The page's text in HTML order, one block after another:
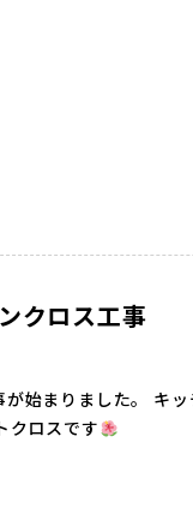
クロス工事
み立て中！ こちらはクロス工事
クロスです